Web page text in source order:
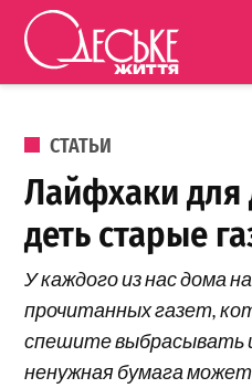
Перейти к содержанию
ОПУБЛИКОВАНО В
СТАТЬИ
Лайфхаки для
деть старые
У каждого из нас дома
прочитанных газет,
спешите выбрасывать
ненужная бумага